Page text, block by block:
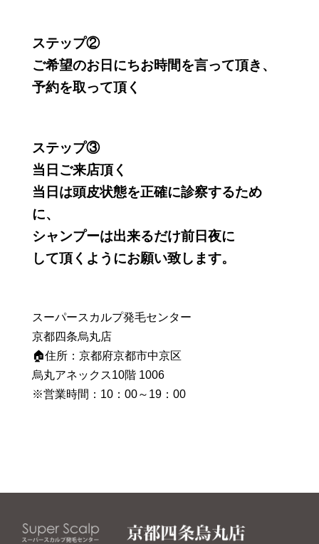
ステップ②
ご希望のお日にちお時間を言って頂き、
予約を取って頂く
ステップ③
当日ご来店頂く
当日は頭皮状態を正確に診察するため
に、
シャンプーは出来るだけ前日夜に
して頂くようにお願い致します。
スーパースカルプ発毛センター
京都四条烏丸店
🏠住所：京都府京都市中京区
烏丸アネックス10階 1006
※営業時間：10：00～19：00